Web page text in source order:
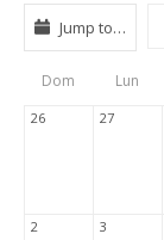
View
Type
Tabs
Jump to…
Dom Lun
26 27
2 3